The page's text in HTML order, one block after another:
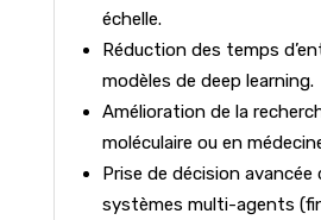
échelle.
Réduction des temps
modèles de deep learning.
Amélioration de la
moléculaire ou en
Prise de décision avancée
systèmes multi-agents